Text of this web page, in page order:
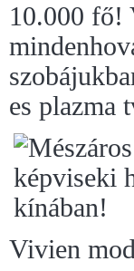
10.000 fő!
es plazma
Vivien